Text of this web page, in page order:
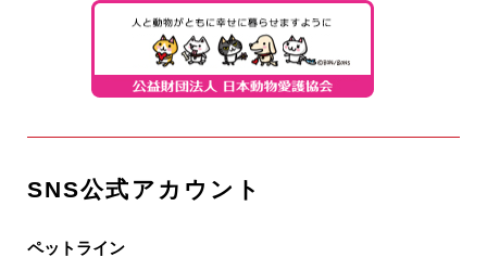
SNS公式アカウント
ペットライン